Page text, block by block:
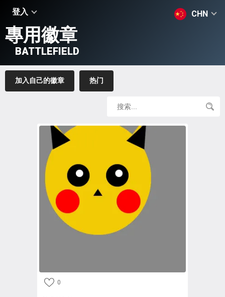
登入 CHN
專用徽章
BATTLEFIELD
加入自己的徽章 热门
0